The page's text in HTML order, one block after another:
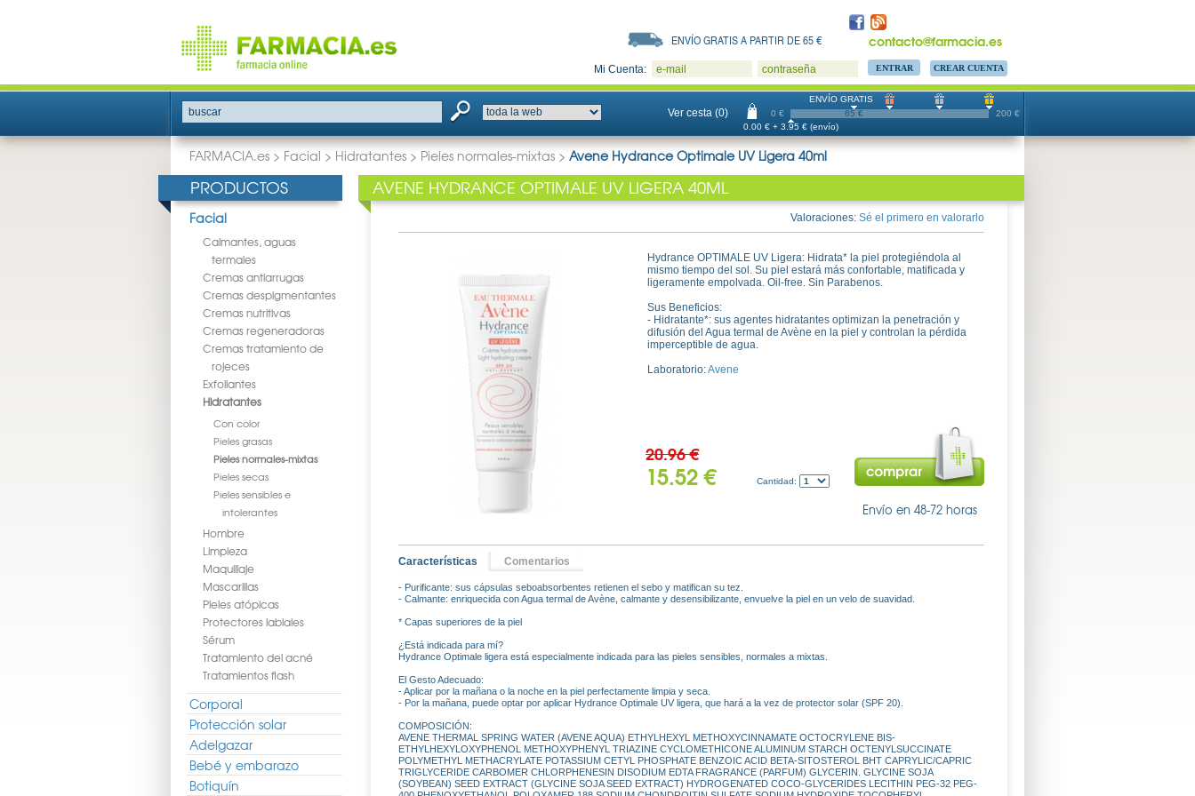
contacto@farmacia.es
ENVÍO GRATIS A PARTIR DE 65 €
Mi Cuenta: e-mail contraseña CREAR CUENTA
buscar Ver cesta (0) 0 € 200 €
ENVÍO GRATIS
65 €
0.00 € + 3.95 € (envío)
FARMACIA.es > Facial > Hidratantes > Pieles normales-mixtas > Avene Hydrance Optimale UV Ligera 40ml
PRODUCTOS
Facial
Calmantes, aguas
termales
Cremas antiarrugas
Cremas despigmentantes
Cremas nutritivas
Cremas regeneradoras
Cremas tratamiento de
rojeces
Exfoliantes
Hidratantes
Con color
Pieles grasas
Pieles normales-mixtas
Pieles secas
Pieles sensibles e
intolerantes
Hombre
Limpieza
Maquillaje
Mascarillas
Pieles atópicas
Protectores labiales
Sérum
Tratamiento del acné
Tratamientos flash
Corporal
Protección solar
Adelgazar
Bebé y embarazo
Botiquín
AVENE HYDRANCE OPTIMALE UV LIGERA 40ML
Valoraciones: Sé el primero en valorarlo
Hydrance OPTIMALE UV Ligera: Hidrata* la piel protegiéndola al
mismo tiempo del sol. Su piel estará más confortable, matificada y
ligeramente empolvada. Oil-free. Sin Parabenos.
Sus Beneficios:
- Hidratante*: sus agentes hidratantes optimizan la penetración y
difusión del Agua termal de Avène en la piel y controlan la pérdida
imperceptible de agua.
Laboratorio:Avene
20.96 €
15.52 € Cantidad:
Envío en 48-72 horas
Características Comentarios
- Purificante: sus cápsulas seboabsorbentes retienen el sebo y matifican su tez.
- Calmante: enriquecida con Agua termal de Avène, calmante y desensibilizante, envuelve la piel en un velo de suavidad.
* Capas superiores de la piel
¿Está indicada para mí?
Hydrance Optimale ligera está especialmente indicada para las pieles sensibles, normales a mixtas.
El Gesto Adecuado:
- Aplicar por la mañana o la noche en la piel perfectamente limpia y seca.
- Por la mañana, puede optar por aplicar Hydrance Optimale UV ligera, que hará a la vez de protector solar (SPF 20).
COMPOSICIÓN:
AVENE THERMAL SPRING WATER (AVENE AQUA) ETHYLHEXYL METHOXYCINNAMATE OCTOCRYLENE BIS-
ETHYLHEXYLOXYPHENOL METHOXYPHENYL TRIAZINE CYCLOMETHICONE ALUMINUM STARCH OCTENYLSUCCINATE
POLYMETHYL METHACRYLATE POTASSIUM CETYL PHOSPHATE BENZOIC ACID BETA-SITOSTEROL BHT CAPRYLIC/CAPRIC
TRIGLYCERIDE CARBOMER CHLORPHENESIN DISODIUM EDTA FRAGRANCE (PARFUM) GLYCERIN. GLYCINE SOJA
(SOYBEAN) SEED EXTRACT (GLYCINE SOJA SEED EXTRACT) HYDROGENATED COCO-GLYCERIDES LECITHIN PEG-32 PEG-